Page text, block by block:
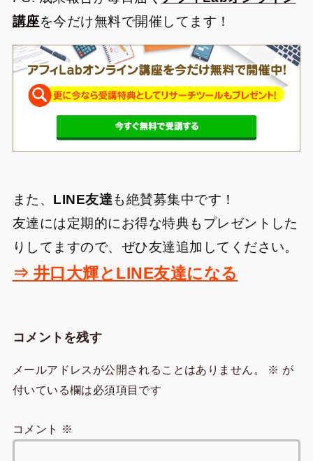
講座を今だけ無料で開催してます！
また、 LINE友達も絶賛募集中です！
友達には定期的にお得な特典もプレゼントした
りしてますので、ぜひ友達追加してください。
⇒ 井口大輝とLINE友達になる
コメントを残す
メールアドレスが公開されることはありません。 ※ が
付いている欄は必須項目です
コメント ※